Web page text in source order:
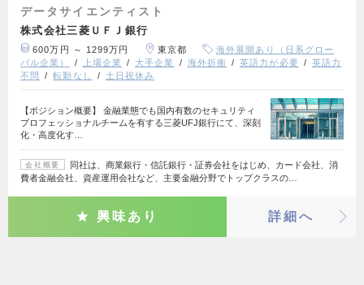
データサイエンティスト
株式会社三菱ＵＦＪ銀行
600万円 ～ 1299万円 東京都
海外展開あり（日系グロー
バル企業）
上場企業 大手企業 海外折衝 英語力が必要
英語力
不問
転勤なし 土日祝休み
【ポジション概要】 金融業態でも国内有数のセキュリティ
プロフェッショナルチームを有する三菱UFJ銀行にて、深刻
化・高度化す…
会社概要
同社は、商業銀行・信託銀行・証券会社をはじめ、カード会社、消
費者金融会社、資産運用会社など、主要金融分野でトップクラスの…
興味あり 詳細へ